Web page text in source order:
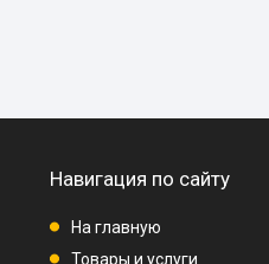
Навигация по сайту
На главную
Товары и услуги